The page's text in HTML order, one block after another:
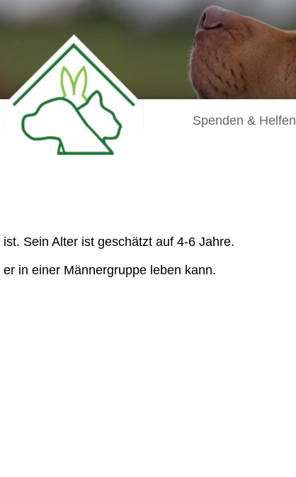
Spenden & Helfen
Sein Alter ist geschätzt auf 4-6 Jahre.
in einer Männergruppe leben kann.